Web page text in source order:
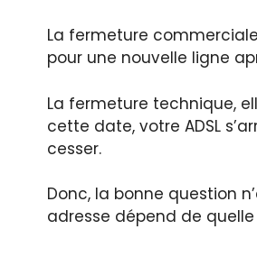
La fermeture
pour une nouvelle ligne
La fermeture technique,
cette date, votre ADSL
cesser.
Donc, la bonne question
adresse dépend de